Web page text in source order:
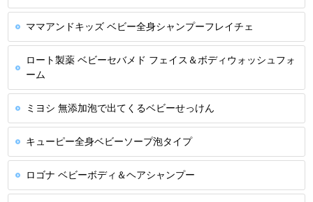
ママアンドキッズ ベビー全身シャンプーフレイチェ
ロート製薬 ベビーセバメド フェイス＆ボディウォッシュフォ
ーム
ミヨシ 無添加泡で出てくるベビーせっけん
キューピー全身ベビーソープ泡タイプ
ロゴナ ベビーボディ＆ヘアシャンプー